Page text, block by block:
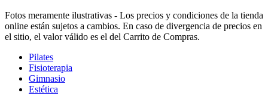
Fotos meramente ilustrativas - Los precios y condiciones de la tienda
online están sujetos a cambios. En caso de divergencia de precios en
el sitio, el valor válido es el del Carrito de Compras.
Pilates
Fisioterapia
Gimnasio
Estética